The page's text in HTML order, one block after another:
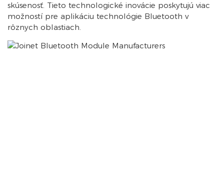
skúsenosť. Tieto technologické inovácie poskytujú viac
možností pre aplikáciu technológie Bluetooth v
rôznych oblastiach.